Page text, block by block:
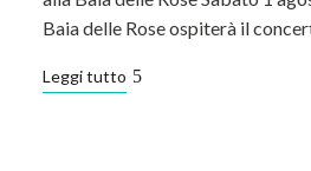
Baia delle Rose ospiterà il
Leggi tutto